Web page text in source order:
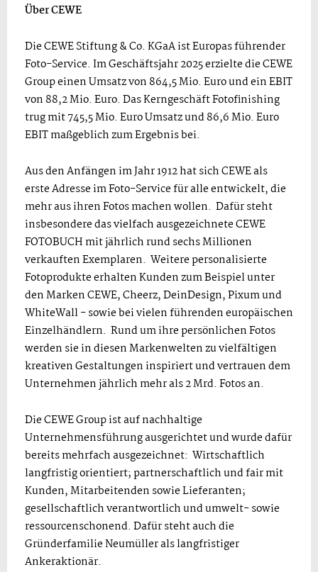
Über CEWE
Die CEWE Stiftung & Co. KGaA ist Europas führender
Foto-Service. Im Geschäftsjahr 2025 erzielte die CEWE
Group einen Umsatz von 864,5 Mio. Euro und ein EBIT
von 88,2 Mio. Euro. Das Kerngeschäft Fotofinishing
trug mit 745,5 Mio. Euro Umsatz und 86,6 Mio. Euro
EBIT maßgeblich zum Ergebnis bei.
Aus den Anfängen im Jahr 1912 hat sich CEWE als
erste Adresse im Foto-Service für alle entwickelt, die
mehr aus ihren Fotos machen wollen. Dafür steht
insbesondere das vielfach ausgezeichnete CEWE
FOTOBUCH mit jährlich rund sechs Millionen
verkauften Exemplaren. Weitere personalisierte
Fotoprodukte erhalten Kunden zum Beispiel unter
den Marken CEWE, Cheerz, DeinDesign, Pixum und
WhiteWall - sowie bei vielen führenden europäischen
Einzelhändlern. Rund um ihre persönlichen Fotos
werden sie in diesen Markenwelten zu vielfältigen
kreativen Gestaltungen inspiriert und vertrauen dem
Unternehmen jährlich mehr als 2 Mrd. Fotos an.
Die CEWE Group ist auf nachhaltige
Unternehmensführung ausgerichtet und wurde dafür
bereits mehrfach ausgezeichnet: Wirtschaftlich
langfristig orientiert; partnerschaftlich und fair mit
Kunden, Mitarbeitenden sowie Lieferanten;
gesellschaftlich verantwortlich und umwelt- sowie
ressourcenschonend. Dafür steht auch die
Gründerfamilie Neumüller als langfristiger
Ankeraktionär.